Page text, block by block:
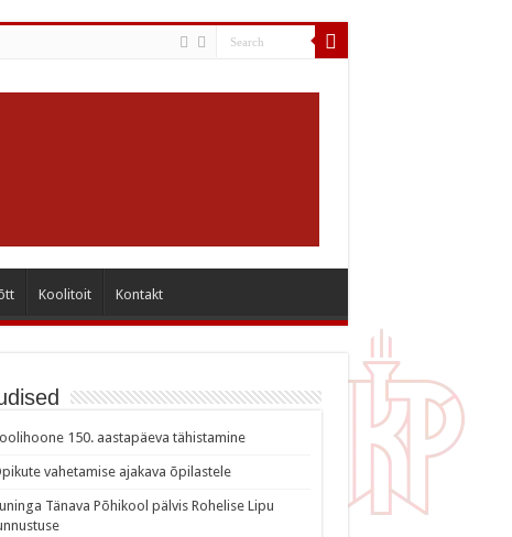
Koolitoit Kontakt
150. aastapäeva tähistamine
vahetamise ajakava õpilastele
Tänava Põhikool pälvis Rohelise Lipu